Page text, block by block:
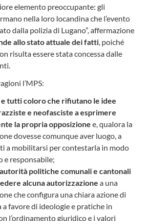
elemento preoccupante: gli
nella loro locandina che l’evento
dalla polizia di Lugano”, affermazione
allo stato attuale dei fatti, poiché
risulta essere stata concessa dalle
l’MPS:
tutti coloro che rifiutano le idee
e neofasciste a esprimere
la propria opposizione e, qualora la
dovesse comunque aver luogo, a
a mobilitarsi per contestarla in modo
e responsabile;
politiche comunali e cantonali
alcuna autorizzazione a una
che configura una chiara azione di
a favore di ideologie e pratiche in
l’ordinamento giuridico e i valori